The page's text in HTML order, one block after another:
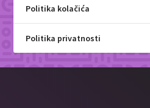
Politika kolačića
Politika privatnosti